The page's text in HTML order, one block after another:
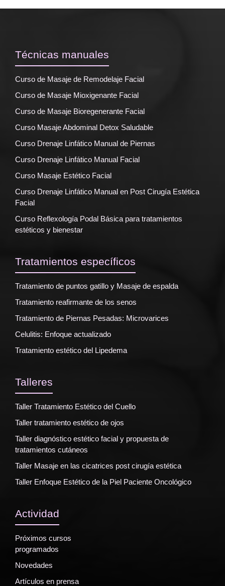
Técnicas manuales
Curso de Masaje de Remodelaje Facial
Curso de Masaje Mioxigenante Facial
Curso de Masaje Bioregenerante Facial
Curso Masaje Abdominal Detox Saludable
Curso Drenaje Linfático Manual de Piernas
Curso Drenaje Linfático Manual Facial
Curso Masaje Estético Facial
Curso Drenaje Linfático Manual en Post Cirugía Estética
Facial
Curso Reflexología Podal Básica para tratamientos
estéticos y bienestar
Tratamientos específicos
Tratamiento de puntos gatillo y Masaje de espalda
Tratamiento reafirmante de los senos
Tratamiento de Piernas Pesadas: Microvarices
Celulitis: Enfoque actualizado
Tratamiento estético del Lipedema
Talleres
Taller Tratamiento Estético del Cuello
Taller tratamiento estético de ojos
Taller diagnóstico estético facial y propuesta de
tratamientos cutáneos
Taller Masaje en las cicatrices post cirugía estética
Taller Enfoque Estético de la Piel Paciente Oncológico
Actividad
Próximos cursos
programados
Novedades
Artículos en prensa